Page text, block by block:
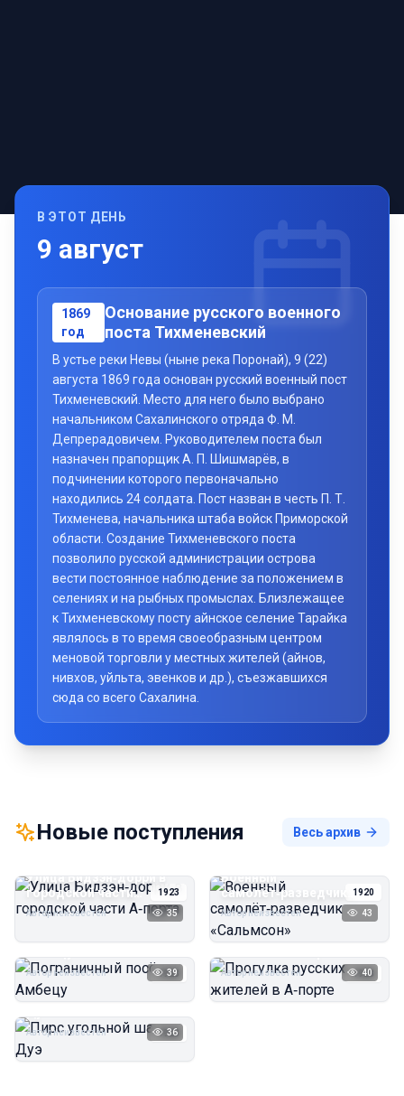
В ЭТОТ ДЕНЬ
9 август
1869
год
Основание русского военного
поста Тихменевский
В устье реки Невы (ныне река Поронай), 9 (22)
августа 1869 года основан русский военный пост
Тихменевский. Место для него было выбрано
начальником Сахалинского отряда Ф. М.
Депрерадовичем. Руководителем поста был
назначен прапорщик А. П. Шишмарёв, в
подчинении которого первоначально
находились 24 солдата. Пост назван в честь П. Т.
Тихменева, начальника штаба войск Приморской
области. Создание Тихменевского поста
позволило русской администрации острова
вести постоянное наблюдение за положением в
селениях и на рыбных промыслах. Близлежащее
к Тихменевскому посту айнское селение Тарайка
являлось в то время своеобразным центром
меновой торговли у местных жителей (айнов,
нивхов, уйльта, эвенков и др.), съезжавшихся
сюда со всего Сахалина.
Новые поступления Весь архив
1923
Улица Бидзэн‑дорри в
городской части
А‑порта
Автор неизвестен 35
1920
Военный
самолёт‑разведчик
«Сальмсон»
Автор неизвестен 43
1923
Автор неизвестен 39 1923
Прогулка русских
Автор неизвестен 40
1923
Пирс угольной шахты
Автор неизвестен 36